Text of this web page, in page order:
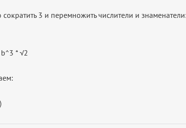
3 и перемножить числители и
* √2